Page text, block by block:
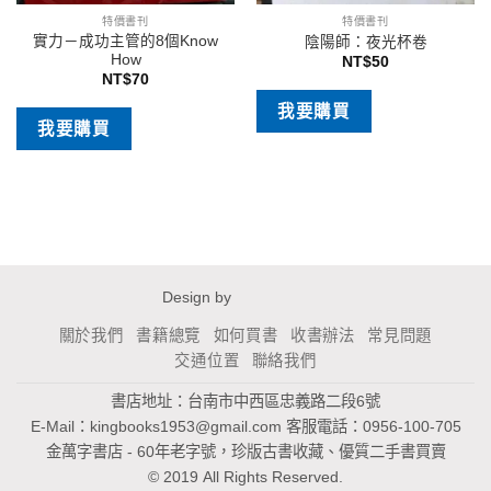
特價書刊
實力－成功主管的8個Know
How
NT$70
我要購買
特價書刊
陰陽師：夜光杯卷
NT$50
我要購買
Design by
關於我們 書籍總覽 如何買書 收書辦法
常見問題
交通位置
聯絡我們
書店地址：台南市中西區忠義路二段6號
E-Mail： kingbooks1953@gmail.com 客服電話：0956-100-705
金萬字書店 - 60年老字號，珍版古書收藏、優質二手書買賣
© 2019 All Rights Reserved.